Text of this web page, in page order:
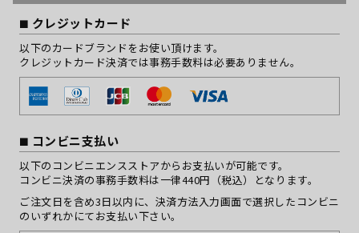
クレジットカード
以下のカードブランドをお使い頂けます。
クレジットカード決済では事務手数料は必要ありません。
コンビニ支払い
以下のコンビニエンスストアからお支払いが可能です。
コンビニ決済の事務手数料は一律440円（税込）となります。
ご注文日を含め3日以内に、決済方法入力画面で選択したコンビニ
のいずれかにてお支払い下さい。